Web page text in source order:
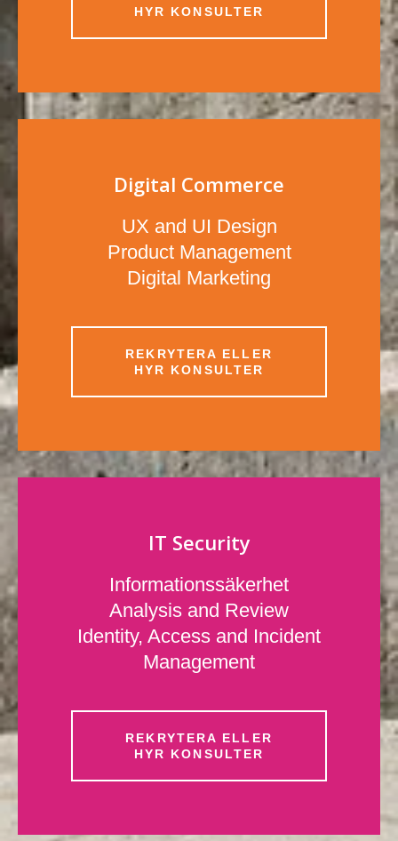
HYR KONSULTER
Digital Commerce
UX and UI Design
Product Management
Digital Marketing
REKRYTERA ELLER
HYR KONSULTER
IT Security
Informationssäkerhet
Analysis and Review
Identity, Access and Incident
Management
REKRYTERA ELLER
HYR KONSULTER